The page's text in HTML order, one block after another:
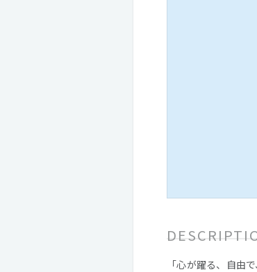
「心が躍る、自由